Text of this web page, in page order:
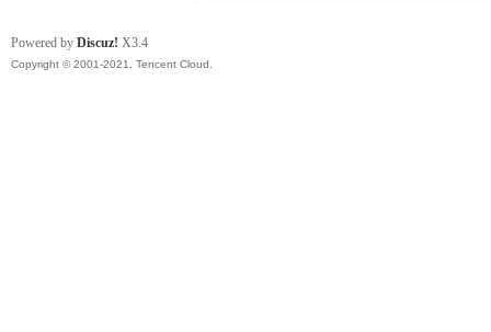
Powered by Discuz! X3.4
Copyright © 2001-2021, Tencent Cloud.